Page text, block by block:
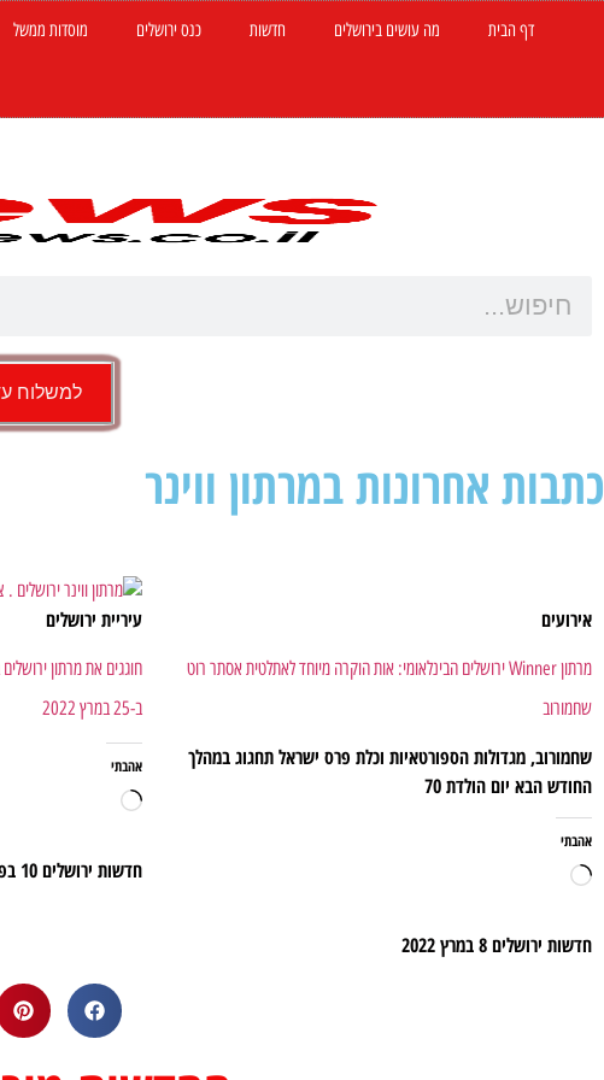
דף הבית מה עושים בירושלים חדשות כנס ירושלים מוסדות ממשל
למשלוח
כתבות אחרונות במרתון ווינר
אירועים
מרתון Winner ירושלים הבינלאומי: אות הוקרה מיוחד לאתלטית אסתר רוט
שחמורוב
שחמורוב, מגדולות הספורטאיות וכלת פרס ישראל תחגוג במהלך
החודש הבא יום הולדת 70
אהבתי
חדשות ירושלים8 במרץ 2022
עיריית ירושלים
ב-25 במרץ 2022
אהבתי
חדשות ירושלים10 בפברואר 2022